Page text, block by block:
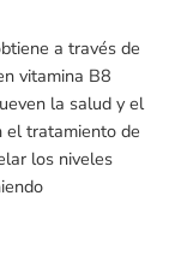
a través de
vitamina B8
la salud y el
el tratamiento de
los niveles